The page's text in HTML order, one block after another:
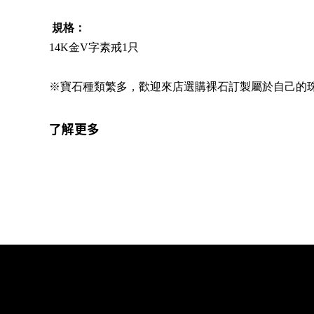
規格：
14K金V字素戒1只
※寶石種類繁多，歡迎來店選購裸石訂製屬於自己的
了解更多